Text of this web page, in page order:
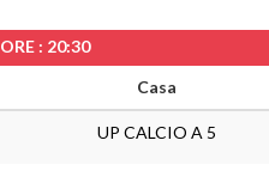
ORE : 20:30
Casa
UP CALCIO A 5